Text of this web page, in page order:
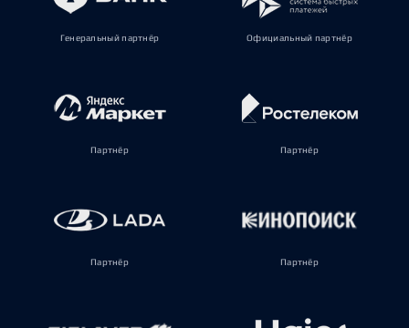
Генеральный партнёр Официальный партнёр
Партнёр Партнёр
Партнёр Партнёр